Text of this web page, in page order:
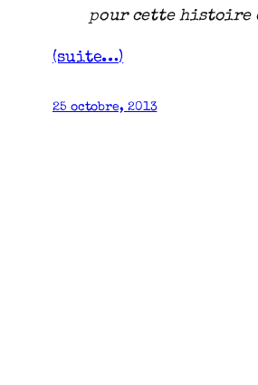
pour cette histoire
(suite…)
25 octobre, 2013